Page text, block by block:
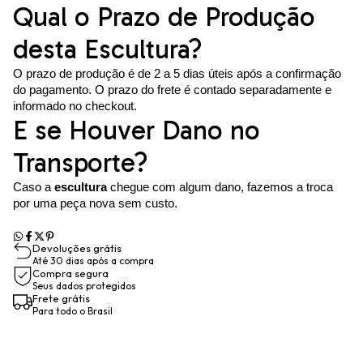
Qual o Prazo de Produção
desta Escultura?
O prazo de produção é de 2 a 5 dias úteis após a confirmação
do pagamento. O prazo do frete é contado separadamente e
informado no checkout.
E se Houver Dano no
Transporte?
Caso a esculturachegue com algum dano, fazemos a troca
por uma peça nova sem custo.
Devoluções grátis
Até 30 dias após a compra
Compra segura
Seus dados protegidos
Frete grátis
Para todo o Brasil